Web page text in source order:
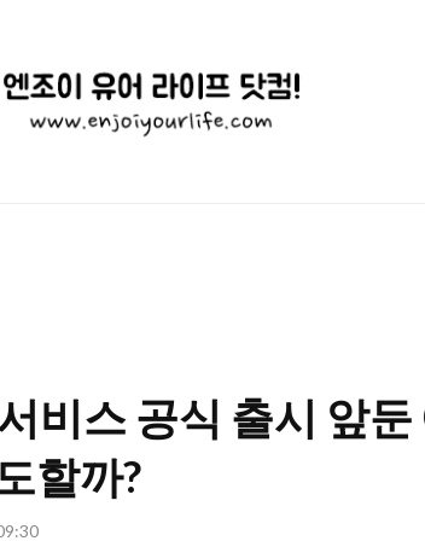
엔
조
프
비스 공식 출시 앞둔
할까?